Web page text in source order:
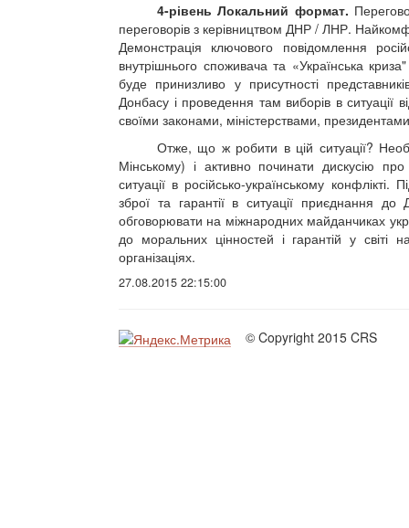
4-рівень Локальний формат.
переговорів з керівництвом ДНР / ЛНР.
Демонстрація ключового повідомлення
внутрішнього споживача та «Українська
буде принизливо у присутності
Донбасу і проведення там виборів в ситуації
своїми законами, міністерствами,
Отже, що ж робити в цій ситуації?
Мінському) і активно починати дискусію
ситуації в російсько-українському
зброї та гарантії в ситуації приєднання
обговорювати на міжнародних майданчиках
до моральних цінностей і гарантій у
організаціях.
27.08.2015 22:15:00
© Copyright 2015 CRS